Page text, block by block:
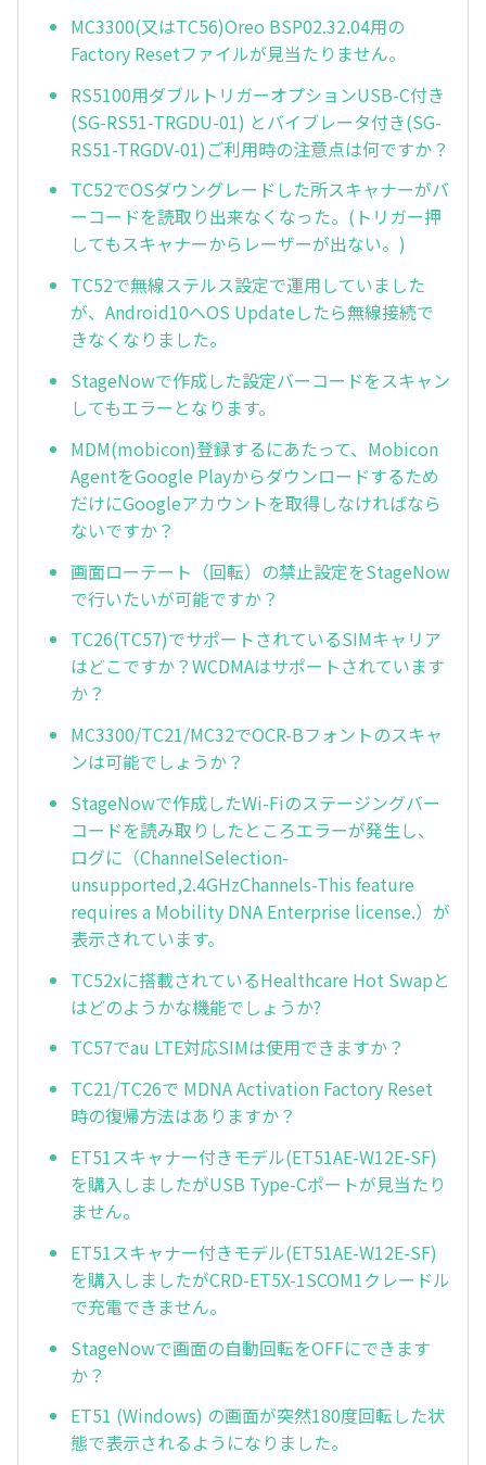
MC3300(又はTC56)Oreo BSP02.32.04用の
Factory Resetファイルが見当たりません。
RS5100用ダブルトリガーオプションUSB-C付き
(SG-RS51-TRGDU-01) とバイブレータ付き(SG-
RS51-TRGDV-01)ご利用時の注意点は何ですか？
TC52でOSダウングレードした所スキャナーがバ
ーコードを読取り出来なくなった。(トリガー押
してもスキャナーからレーザーが出ない。)
TC52で無線ステルス設定で運用していました
が、Android10へOS Updateしたら無線接続で
きなくなりました。
StageNowで作成した設定バーコードをスキャン
してもエラーとなります。
MDM(mobicon)登録するにあたって、Mobicon
AgentをGoogle Playからダウンロードするため
だけにGoogleアカウントを取得しなければなら
ないですか？
画面ローテート（回転）の禁止設定をStageNow
で行いたいが可能ですか？
TC26(TC57)でサポートされているSIMキャリア
はどこですか？WCDMAはサポートされています
か？
MC3300/TC21/MC32でOCR-Bフォントのスキャ
ンは可能でしょうか？
StageNowで作成したWi-Fiのステージングバー
コードを読み取りしたところエラーが発生し、
ログに（ChannelSelection-
unsupported,2.4GHzChannels-This feature
requires a Mobility DNA Enterprise license.）が
表示されています。
TC52xに搭載されているHealthcare Hot Swapと
はどのようかな機能でしょうか?
TC57でau LTE対応SIMは使用できますか？
TC21/TC26で MDNA Activation Factory Reset
時の復帰方法はありますか？
ET51スキャナー付きモデル(ET51AE-W12E-SF)
を購入しましたがUSB Type-Cポートが見当たり
ません。
ET51スキャナー付きモデル(ET51AE-W12E-SF)
を購入しましたがCRD-ET5X-1SCOM1クレードル
で充電できません。
StageNowで画面の自動回転をOFFにできます
か？
ET51 (Windows) の画面が突然180度回転した状
態で表示されるようになりました。